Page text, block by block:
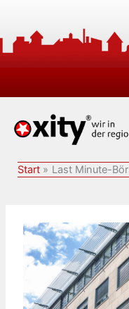
springen
Start Last Minute-